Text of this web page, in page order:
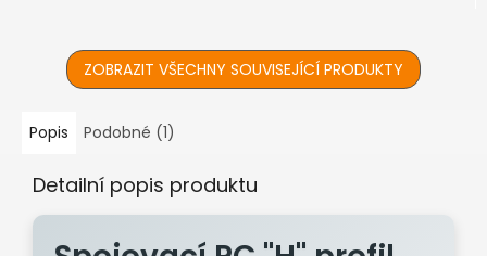
ZOBRAZIT VŠECHNY SOUVISEJÍCÍ PRODUKTY
Popis Podobné (1)
Detailní popis produktu